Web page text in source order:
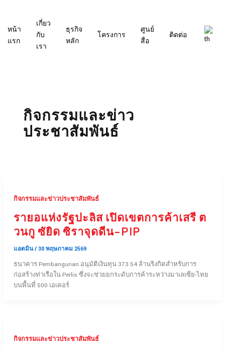
หน้า
แรก
เกี่ยว
กับ
เรา
ธุรกิจ
หลัก
โครงการ
ศูนย์
สื่อ
ติดต่อ
กิจกรรมและข่าว
ประชาสัมพันธ์
กิจกรรมและข่าวประชาสัมพันธ์
รายอแห่งรัฐปะลิส เปิดเขตการค้าเสรี ต
วนกู ซัยิด ซิราจุดดีน-PIP
แอดมิน/ 30 พฤษภาคม 2569
ธนาคาร Pembangunan อนุมัติเงินทุน 373.54 ล้านริงกิตสำหรับการ
ก่อสร้างท่าเรือใน Perlis ซึ่งจะช่วยยกระดับการค้าระหว่างมาเลเซีย-ไทย
บนพื้นที่ 500 เอเคอร์
กิจกรรมและข่าวประชาสัมพันธ์